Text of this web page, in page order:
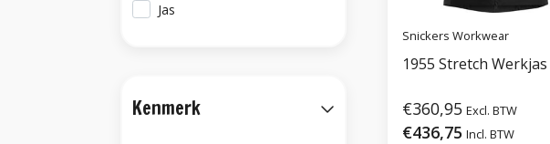
Snickers Workwear
1955 Stretch Werkjas
€360,95 Excl. BTW
€436,75 Incl. BTW
Jas
Kenmerk